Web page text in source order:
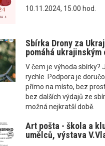
10.11.2024, 15.00 hod.
Sbírka Drony za
pomáhá ukrajinským
V čem je výhoda sbírky?
rychle. Podpora je
přímo na místo, bez
bez dalších výdajů ze
možná nejkratší době.
Art pošta - škola a
umělců, výstava